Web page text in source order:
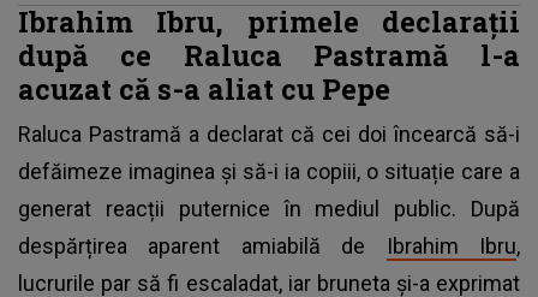
Ibrahim Ibru, primele declarații
după ce Raluca Pastramă l-a
acuzat că s-a aliat cu Pepe
Raluca Pastramă a declarat că cei doi încearcă să-i
defăimeze imaginea și să-i ia copiii, o situație care a
generat reacții puternice în mediul public. După
despărțirea aparent amiabilă de
Ibrahim Ibru,
lucrurile par să fi escaladat, iar bruneta și-a exprimat